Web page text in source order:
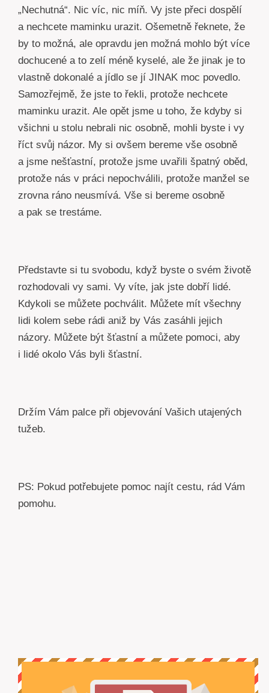
„Nechutná“. Nic víc, nic míň. Vy jste přeci dospělí
a nechcete maminku urazit. Ošemetně řeknete, že
by to možná, ale opravdu jen možná mohlo být více
dochucené a to zelí méně kyselé, ale že jinak je to
vlastně dokonalé a jídlo se jí JINAK moc povedlo.
Samozřejmě, že jste to řekli, protože nechcete
maminku urazit. Ale opět jsme u toho, že kdyby si
všichni u stolu nebrali nic osobně, mohli byste i vy
říct svůj názor. My si ovšem bereme vše osobně
a jsme nešťastní, protože jsme uvařili špatný oběd,
protože nás v práci nepochválili, protože manžel se
zrovna ráno neusmívá. Vše si bereme osobně
a pak se trestáme.
Představte si tu svobodu, když byste o svém životě
rozhodovali vy sami. Vy víte, jak jste dobří lidé.
Kdykoli se můžete pochválit. Můžete mít všechny
lidi kolem sebe rádi aniž by Vás zasáhli jejich
názory. Můžete být šťastní a můžete pomoci, aby
i lidé okolo Vás byli šťastní.
Držím Vám palce při objevování Vašich utajených
tužeb.
PS: Pokud potřebujete pomoc najít cestu, rád Vám
pomohu.